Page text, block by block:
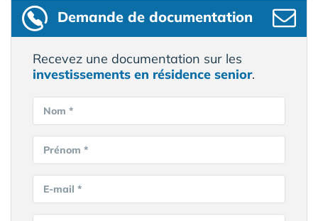
Demande de documentation
Recevez une documentation sur les
investissements en résidence senior.
Nom *
Prénom *
E-mail *